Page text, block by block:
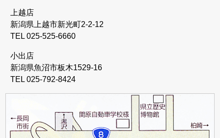
上越店
新潟県上越市新光町2-2-12
TEL 025-525-6660
小出店
新潟県魚沼市板木1529-16
TEL 025-792-8424